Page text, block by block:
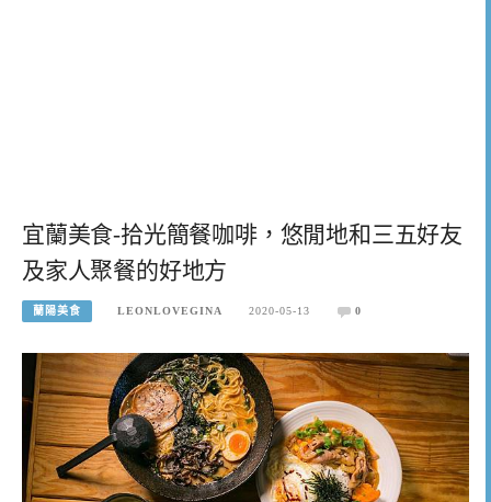
宜蘭美食-拾光簡餐咖啡，悠閒地和三五好友
及家人聚餐的好地方
蘭陽美食 LEONLOVEGINA 2020-05-13 0